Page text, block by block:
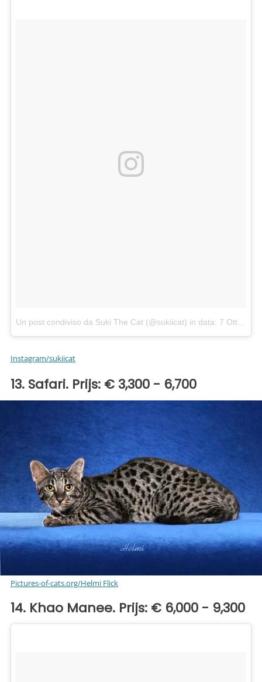
Un post condiviso da Suki The Cat (@sukiicat) in data: 7 Ott 2017 alle ore 16:03 PDT
Instagram/sukiicat
13. Safari. Prijs: € 3,300 - 6,700
Pictures-of-cats.org/Helmi Flick
14. Khao Manee. Prijs: € 6,000 - 9,300